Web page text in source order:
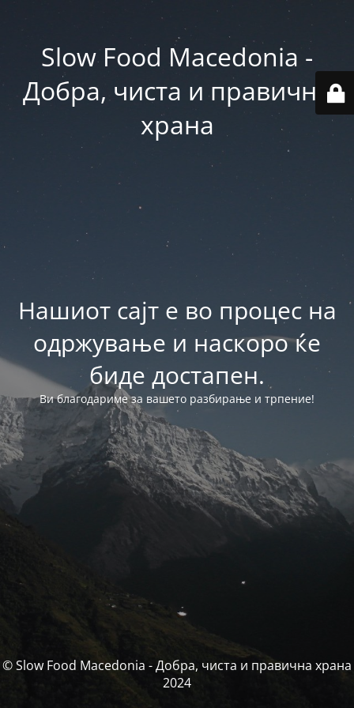
Slow Food Macedonia -
Добра, чиста и правична
храна
Нашиот сајт е во процес на
одржување и наскоро ќе
биде достапен.
Ви благодариме за вашето разбирање и трпение!
© Slow Food Macedonia - Добра, чиста и правична храна
2024